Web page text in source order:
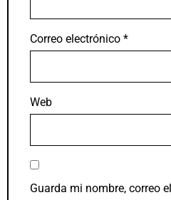
Correo electrónico *
Web
Guarda mi nombre, correo